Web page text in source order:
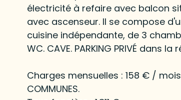
électricité à refaire avec balcon
avec ascenseur. Il se compose
cuisine indépendante, de 3
WC. CAVE. PARKING PRIVÉ dans
Charges mensuelles : 158 € / mois
COMMUNES.